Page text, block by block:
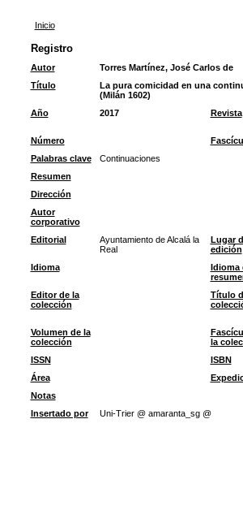
Inicio
Registro
Autor
Torres Martínez, José Carlos de
Título
La pura comicidad en una
(Milán 1602)
Año
2017 Revista
Número
Palabras clave
Continuaciones
Resumen
Dirección
Autor
corporativo
Editorial
Ayuntamiento de Alcalá la
Real
Lugar
edición
Idioma
Idioma
Editor de la
colección
Título
Volumen de la
colección
la
ISSN
ISBN
Área
Notas
Insertado por
Uni-Trier @ amaranta_sg @